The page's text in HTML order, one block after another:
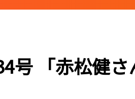
号 「赤松健さ